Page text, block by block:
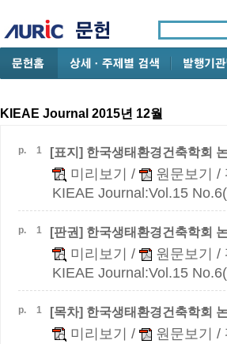
KIEAE Journal 2015년 12월
p. 1 [표지] 한국생태환경건축학회
미리보기 / 원문보기
/
KIEAE Journal:Vol.15
p. 1 [판권] 한국생태환경건축학회
미리보기 / 원문보기
/
KIEAE Journal:Vol.15
p. 1 [목차] 한국생태환경건축학회
미리보기 / 원문보기
/